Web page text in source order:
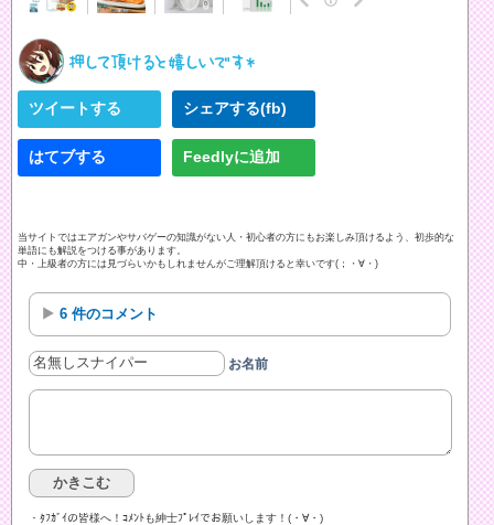
ツイートする シェアする(fb)
はてブする Feedlyに追加
当サイトではエアガンやサバゲーの知識がない人・初心者の方にもお楽しみ頂けるよう、初歩的な
単語にも解説をつける事があります。
中・上級者の方には見づらいかもしれませんがご理解頂けると幸いです(；・∀・)
6 件のコメント
お名前
・ﾀﾌｶﾞｲの皆様へ！ｺﾒﾝﾄも紳士ﾌﾟﾚｲでお願いします！(・∀・)ゞ